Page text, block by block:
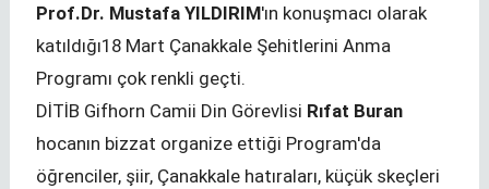
Prof.Dr. Mustafa YILDIRIM'ın konuşmacı olarak
katıldığı18 Mart Çanakkale Şehitlerini Anma
Programı çok renkli geçti.
DİTİB Gifhorn Camii Din Görevlisi Rıfat Buran
hocanın bizzat organize ettiği Program'da
öğrenciler, şiir, Çanakkale hatıraları, küçük skeçleri